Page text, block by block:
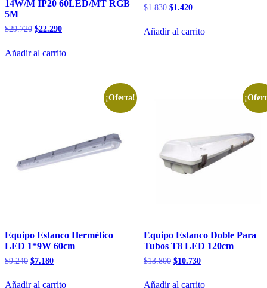
14W/M IP20 60LED/MT RGB
5M
$29.720 El
original
era:
$22.290El
es:
Añadir al carrito
$1.830 El
original
era:
$1.420El
actual
es:
Añadir al carrito
¡Oferta!
Equipo Estanco Hermético
LED 1*9W 60cm
$9.240 El
original
$7.180El
actual
Añadir al carrito
Equipo Estanco Doble Para
Tubos T8 LED 120cm
$13.800 El
original
$10.730El
Añadir al carrito